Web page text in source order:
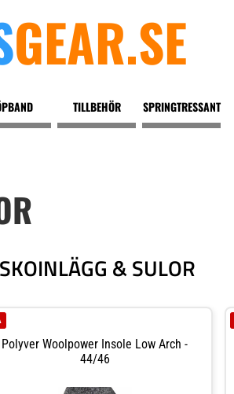
GEAR.SE
TILLBEHÖR SPRINGTRESSANT
& SULOR
Polyver Woolpower Insole Low Arch -
44/46